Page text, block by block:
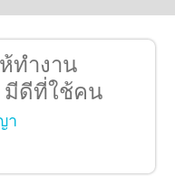
ทำงาน
มีดีที่ใช้คน
า